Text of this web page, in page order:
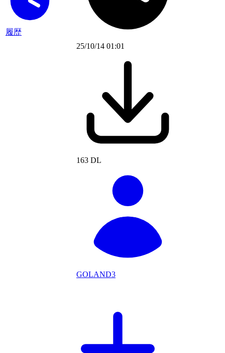
履歴
25/10/14 01:01
163 DL
GOLAND3